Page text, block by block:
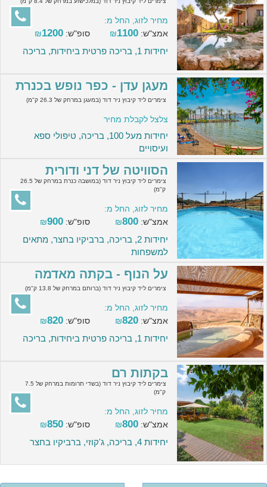
מחיר לזוג, החל מ:
אמצ"ש:
₪1100 סופ"ש: ₪1200
יחידות 1, בריכה פרטית ביחידות, בריכה
מעגן עדן - כפר נופש בכנרת
צימרים ליד קיבוץ ניר דוד (במעגן במרחק של 26.3 ק"מ)
צלצל לקבלת מחיר
יחידות מעל 100, בריכה, טיפולי ספא
ועיסויים
הסוויטה של דני ודורית
צימרים ליד קיבוץ ניר דוד (במושבה כנרת במרחק של 26.5
ק"מ)
מחיר לזוג, החל מ:
אמצ"ש:
₪800 סופ"ש: ₪900
יחידות 2, בריכה, ברביקיו בחצר, מתאים
למשפחות
על הנוף - בקתה מאדמה
צימרים ליד קיבוץ ניר דוד (ברותם במרחק של 13.8 ק"מ)
מחיר לזוג, החל מ:
אמצ"ש:
₪820 סופ"ש: ₪820
יחידות 1, בריכה פרטית ביחידות, בריכה
בקתות רם
צימרים ליד קיבוץ ניר דוד (בשדי תרומות במרחק של 7.5
ק"מ)
מחיר לזוג, החל מ:
אמצ"ש:
₪800 סופ"ש: ₪850
יחידות 4, בריכה, ג'קוזי, ברביקיו בחצר